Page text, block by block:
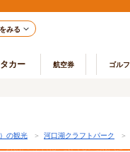
みる
カー 航空券 ゴルフ
の観光 ＞ 河口湖クラフトパーク ＞